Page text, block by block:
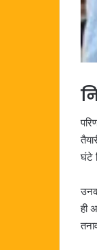
घंटे
ही